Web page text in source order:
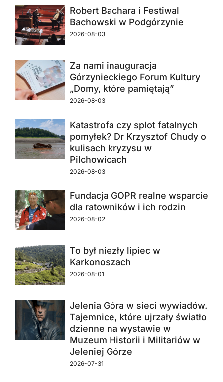
Robert Bachara i Festiwal
Bachowski w Podgórzynie
2026-08-03
Za nami inauguracja
Górzynieckiego Forum Kultury
„Domy, które pamiętają”
2026-08-03
Katastrofa czy splot fatalnych
pomyłek? Dr Krzysztof Chudy o
kulisach kryzysu w
Pilchowicach
2026-08-03
Fundacja GOPR realne wsparcie
dla ratowników i ich rodzin
2026-08-02
To był niezły lipiec w
Karkonoszach
2026-08-01
Jelenia Góra w sieci wywiadów.
Tajemnice, które ujrzały światło
dzienne na wystawie w
Muzeum Historii i Militariów w
Jeleniej Górze
2026-07-31